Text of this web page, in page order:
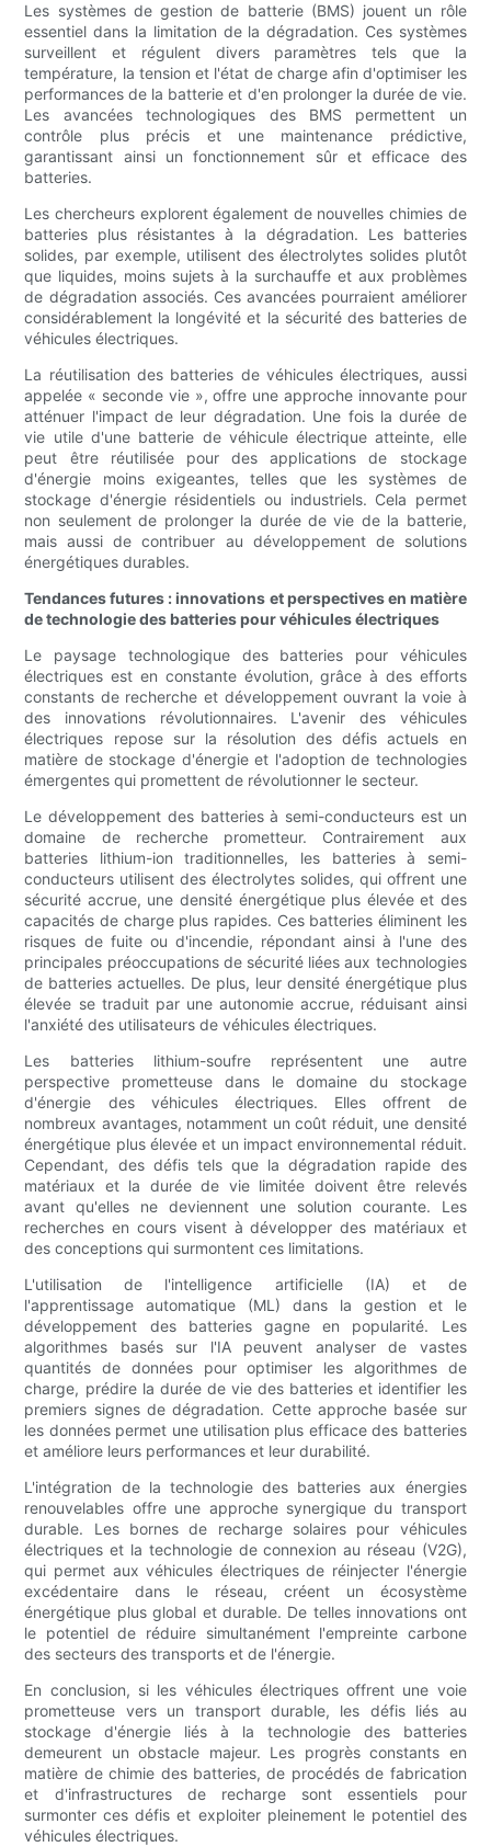
Les systèmes de gestion de batterie (BMS) jouent un rôle
essentiel dans la limitation de la dégradation. Ces systèmes
surveillent et régulent divers paramètres tels que la
température, la tension et l'état de charge afin d'optimiser les
performances de la batterie et d'en prolonger la durée de vie.
Les avancées technologiques des BMS permettent un
contrôle plus précis et une maintenance prédictive,
garantissant ainsi un fonctionnement sûr et efficace des
batteries.
Les chercheurs explorent également de nouvelles chimies de
batteries plus résistantes à la dégradation. Les batteries
solides, par exemple, utilisent des électrolytes solides plutôt
que liquides, moins sujets à la surchauffe et aux problèmes
de dégradation associés. Ces avancées pourraient améliorer
considérablement la longévité et la sécurité des batteries de
véhicules électriques.
La réutilisation des batteries de véhicules électriques, aussi
appelée « seconde vie », offre une approche innovante pour
atténuer l'impact de leur dégradation. Une fois la durée de
vie utile d'une batterie de véhicule électrique atteinte, elle
peut être réutilisée pour des applications de stockage
d'énergie moins exigeantes, telles que les systèmes de
stockage d'énergie résidentiels ou industriels. Cela permet
non seulement de prolonger la durée de vie de la batterie,
mais aussi de contribuer au développement de solutions
énergétiques durables.
Tendances futures : innovations et perspectives en matière
de technologie des batteries pour véhicules électriques
Le paysage technologique des batteries pour véhicules
électriques est en constante évolution, grâce à des efforts
constants de recherche et développement ouvrant la voie à
des innovations révolutionnaires. L'avenir des véhicules
électriques repose sur la résolution des défis actuels en
matière de stockage d'énergie et l'adoption de technologies
émergentes qui promettent de révolutionner le secteur.
Le développement des batteries à semi-conducteurs est un
domaine de recherche prometteur. Contrairement aux
batteries lithium-ion traditionnelles, les batteries à semi-
conducteurs utilisent des électrolytes solides, qui offrent une
sécurité accrue, une densité énergétique plus élevée et des
capacités de charge plus rapides. Ces batteries éliminent les
risques de fuite ou d'incendie, répondant ainsi à l'une des
principales préoccupations de sécurité liées aux technologies
de batteries actuelles. De plus, leur densité énergétique plus
élevée se traduit par une autonomie accrue, réduisant ainsi
l'anxiété des utilisateurs de véhicules électriques.
Les batteries lithium-soufre représentent une autre
perspective prometteuse dans le domaine du stockage
d'énergie des véhicules électriques. Elles offrent de
nombreux avantages, notamment un coût réduit, une densité
énergétique plus élevée et un impact environnemental réduit.
Cependant, des défis tels que la dégradation rapide des
matériaux et la durée de vie limitée doivent être relevés
avant qu'elles ne deviennent une solution courante. Les
recherches en cours visent à développer des matériaux et
des conceptions qui surmontent ces limitations.
L'utilisation de l'intelligence artificielle (IA) et de
l'apprentissage automatique (ML) dans la gestion et le
développement des batteries gagne en popularité. Les
algorithmes basés sur l'IA peuvent analyser de vastes
quantités de données pour optimiser les algorithmes de
charge, prédire la durée de vie des batteries et identifier les
premiers signes de dégradation. Cette approche basée sur
les données permet une utilisation plus efficace des batteries
et améliore leurs performances et leur durabilité.
L'intégration de la technologie des batteries aux énergies
renouvelables offre une approche synergique du transport
durable. Les bornes de recharge solaires pour véhicules
électriques et la technologie de connexion au réseau (V2G),
qui permet aux véhicules électriques de réinjecter l'énergie
excédentaire dans le réseau, créent un écosystème
énergétique plus global et durable. De telles innovations ont
le potentiel de réduire simultanément l'empreinte carbone
des secteurs des transports et de l'énergie.
En conclusion, si les véhicules électriques offrent une voie
prometteuse vers un transport durable, les défis liés au
stockage d'énergie liés à la technologie des batteries
demeurent un obstacle majeur. Les progrès constants en
matière de chimie des batteries, de procédés de fabrication
et d'infrastructures de recharge sont essentiels pour
surmonter ces défis et exploiter pleinement le potentiel des
véhicules électriques.